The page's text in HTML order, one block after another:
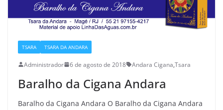
TSARA TSARA DA ANDARA
Administrador 6 de agosto de 2018 Andara Cigana,Tsara
Baralho da Cigana Andara
Baralho da Cigana Andara O Baralho da Cigana Andara